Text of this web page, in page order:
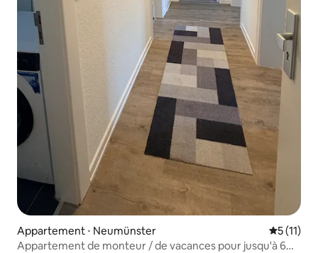
Appartement ⋅ Neumünster
5 (11)
Appartement de monteur / de vacances pour jusqu'à 6